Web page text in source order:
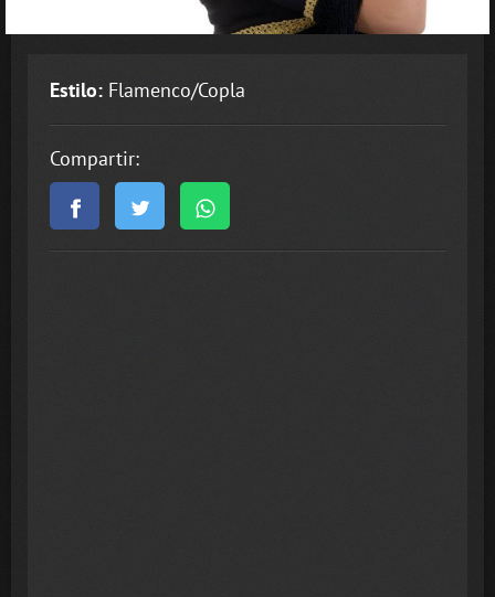
Estilo: Flamenco/Copla
Compartir: